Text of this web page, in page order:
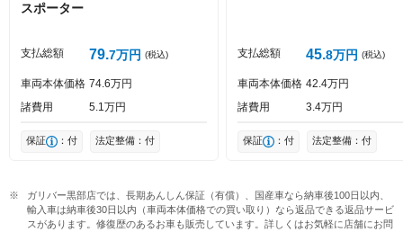
スポーター
支払総額 79 7万円 (税込)
車両本体価格 74 6万円
諸費用
5 1万円
保証 ：付 法定整備：付
支払総額 45 8万円 (税込)
車両本体価格 42 4万円
諸費用
3 4万円
保証 ：付 法定整備：付
ガリバー黒部店では、長期あんしん保証（有償）、国産車なら納車後100日以内、
輸入車は納車後30日以内（車両本体価格での買い取り）なら返品できる返品サービ
スがあります。修復歴のあるお車も販売しています。詳しくはお気軽に店舗にお問